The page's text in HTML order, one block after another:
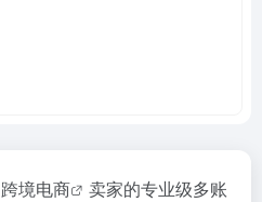
跨境电商 卖家的专业级多账